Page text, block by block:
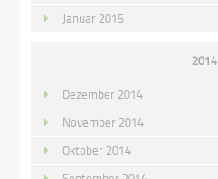
Januar 2015
2014
Dezember 2014
November 2014
Oktober 2014